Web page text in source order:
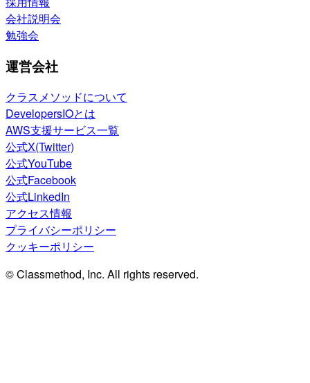
会社説明会
勉強会
運営会社
クラスメソッドについて
DevelopersIOとは
AWS支援サービス一覧
公式X(Twitter)
公式YouTube
公式Facebook
公式LinkedIn
アクセス情報
プライバシーポリシー
クッキーポリシー
© Classmethod, Inc. All rights reserved.